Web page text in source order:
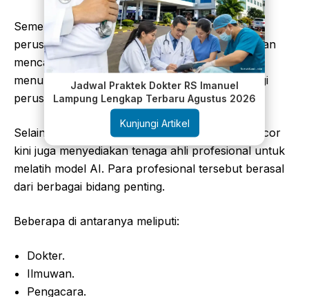
Sementara itu, sepanjang tahun sebelumnya
perusahaan dilaporkan menghasilkan pendapatan
mencapai US$760 juta. Angka tersebut
menunjukkan pertumbuhan yang luar biasa bagi
perusahaan yang masih tergolong muda.
Selain membantu perekrutan tenaga kerja, Mercor
kini juga menyediakan tenaga ahli profesional untuk
melatih model AI. Para profesional tersebut berasal
dari berbagai bidang penting.
Beberapa di antaranya meliputi:
Dokter.
Ilmuwan.
Pengacara.
Jadwal Praktek Dokter RS Imanuel
Lampung Lengkap Terbaru Agustus 2026
Kunjungi Artikel